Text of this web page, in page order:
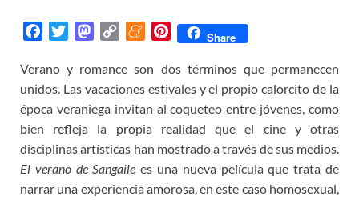
c
e
b
o
o
k
i
t
t
e
r
M
s
t
o
d
o
n
p
y
L
i
n
k
M
n
e
a
m
e
P
n
t
e
r
e
s
t
Share
Verano y romance son dos términos que permanecen
unidos. Las vacaciones estivales y el propio calorcito de la
época veraniega invitan al coqueteo entre jóvenes, como
bien refleja la propia realidad que el cine y otras
disciplinas artísticas han mostrado a través de sus medios.
El verano de Sangaile es una nueva película que trata de
narrar una experiencia amorosa, en este caso homosexual,